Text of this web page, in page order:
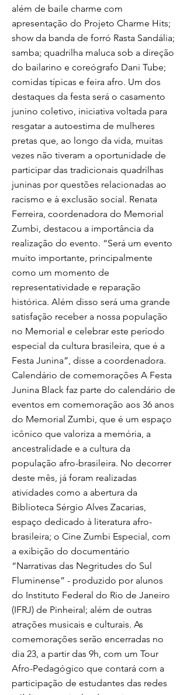
além de baile charme com
apresentação do Projeto Charme Hits;
show da banda de forró Rasta Sandália;
samba; quadrilha maluca sob a direção
do bailarino e coreógrafo Dani Tube;
comidas típicas e feira afro. Um dos
destaques da festa será o casamento
junino coletivo, iniciativa voltada para
resgatar a autoestima de mulheres
pretas que, ao longo da vida, muitas
vezes não tiveram a oportunidade de
participar das tradicionais quadrilhas
juninas por questões relacionadas ao
racismo e à exclusão social. Renata
Ferreira, coordenadora do Memorial
Zumbi, destacou a importância da
realização do evento. “Será um evento
muito importante, principalmente
como um momento de
representatividade e reparação
histórica. Além disso será uma grande
satisfação receber a nossa população
no Memorial e celebrar este período
especial da cultura brasileira, que é a
Festa Junina”, disse a coordenadora.
Calendário de comemorações A Festa
Junina Black faz parte do calendário de
eventos em comemoração aos 36 anos
do Memorial Zumbi, que é um espaço
icônico que valoriza a memória, a
ancestralidade e a cultura da
população afro-brasileira. No decorrer
deste mês, já foram realizadas
atividades como a abertura da
Biblioteca Sérgio Alves Zacarias,
espaço dedicado à literatura afro-
brasileira; o Cine Zumbi Especial, com
a exibição do documentário
“Narrativas das Negritudes do Sul
Fluminense” - produzido por alunos
do Instituto Federal do Rio de Janeiro
(IFRJ) de Pinheiral; além de outras
atrações musicais e culturais. As
comemorações serão encerradas no
dia 23, a partir das 9h, com um Tour
Afro-Pedagógico que contará com a
participação de estudantes das redes